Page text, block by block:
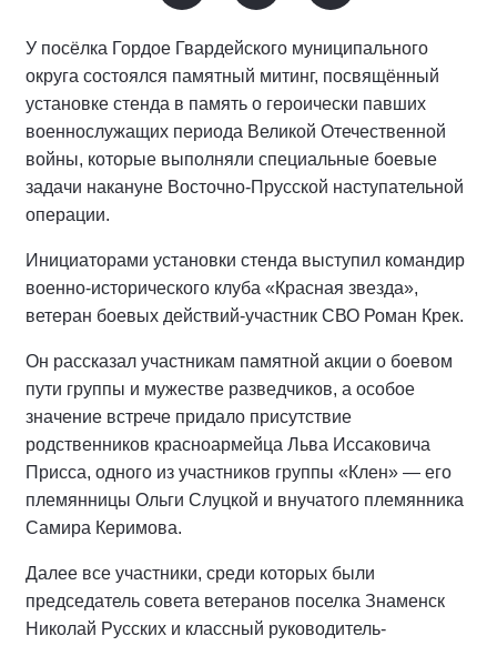
У посёлка Гордое Гвардейского муниципального
округа состоялся памятный митинг, посвящённый
установке стенда в память о героически павших
военнослужащих периода Великой Отечественной
войны, которые выполняли специальные боевые
задачи накануне Восточно-Прусской наступательной
операции.
Инициаторами установки стенда выступил командир
военно-исторического клуба «Красная звезда»,
ветеран боевых действий-участник СВО Роман Крек.
Он рассказал участникам памятной акции о боевом
пути группы и мужестве разведчиков, а особое
значение встрече придало присутствие
родственников красноармейца Льва Иссаковича
Присса, одного из участников группы «Клен» — его
племянницы Ольги Слуцкой и внучатого племянника
Самира Керимова.
Далее все участники, среди которых были
председатель совета ветеранов поселка Знаменск
Николай Русских и классный руководитель-